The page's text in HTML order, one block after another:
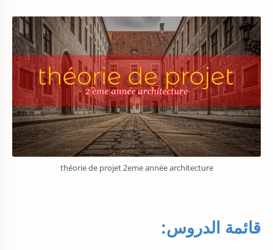
théorie de projet 2eme année architecture
قائمة الدروس: